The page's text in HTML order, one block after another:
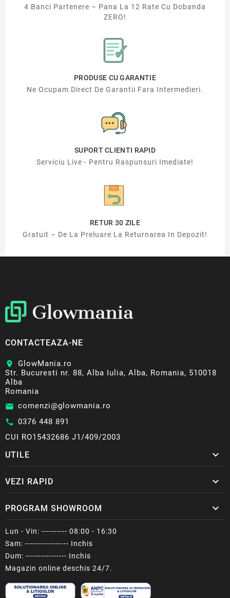
4 Banci Partenere – Pana La 12 Rate Cu Dobanda
ZERO!
PRODUSE CU GARANTIE
Ne Ocupam Direct De Garantii Fara Intermedieri.
SUPORT CLIENTI RAPID
Serviciu Live - Pentru Raspunsuri Imediate!
RETUR 30 ZILE
Gratuit – De La Preluare La Returnarea In Depozit!
CONTACTEAZA-NE
location_on
GlowMania.ro
Str. Bucuresti nr. 88, Alba Iulia, Alba, Romania, 510018
Alba
Romania
email comenzi@glowmania.ro
call 0376 448 891
CUI RO15432686 J1/409/2003
UTILE 
VEZI RAPID 
PROGRAM SHOWROOM 
Lun - Vin: ---------- 08:00 - 16:30
Sam: ----------------- Inchis
Dum: ---------------- Inchis
Magazin online deschis 24/7.